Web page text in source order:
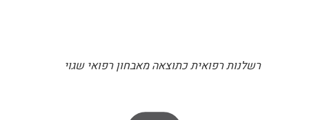
רשלנות רפואית כתוצאה מאבחון רפואי שגוי